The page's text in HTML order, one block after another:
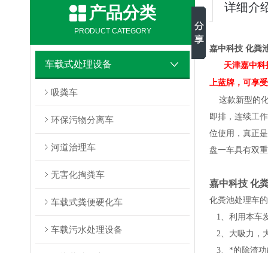
产品分类
PRODUCT CATEGORY
车载式处理设备
吸粪车
环保污物分离车
河道治理车
无害化掏粪车
车载式粪便硬化车
车载污水处理设备
详细介
嘉中科技 化粪
天津嘉中科
上蓝牌，可享
这款新型的
即排，连续工
位使用，真正
盘一车具有双
嘉中科技 化
化粪池处理车
1、利用本车
2、大吸力，
3、*的除渣功